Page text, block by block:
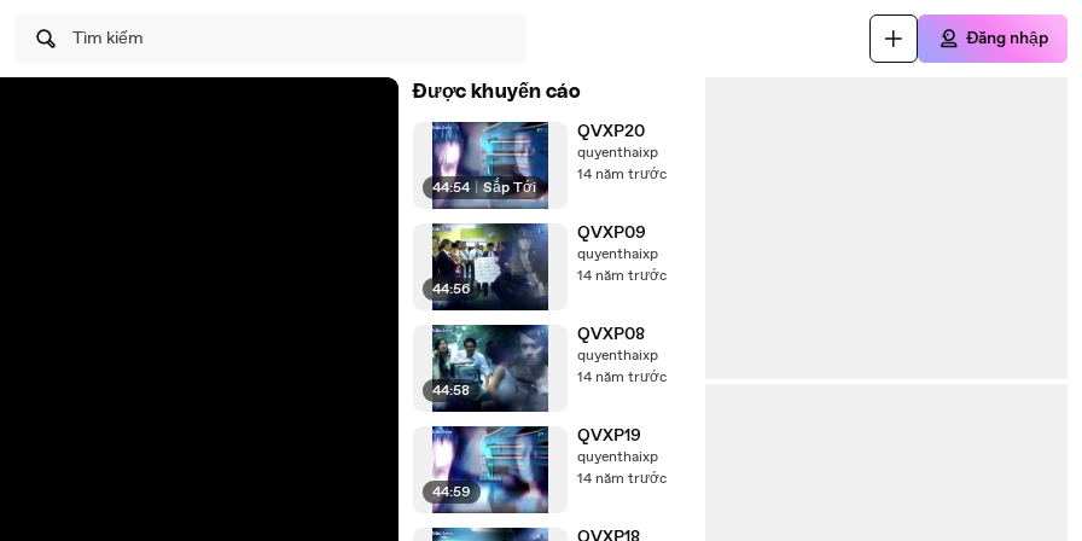
Tìm kiếm Đăng nhập
Được khuyến cáo
44:54 | Sắp Tới
QVXP20
quyenthaixp
14 năm trước
44:56
QVXP09
quyenthaixp
14 năm trước
44:58
QVXP08
quyenthaixp
14 năm trước
44:59
QVXP19
quyenthaixp
14 năm trước